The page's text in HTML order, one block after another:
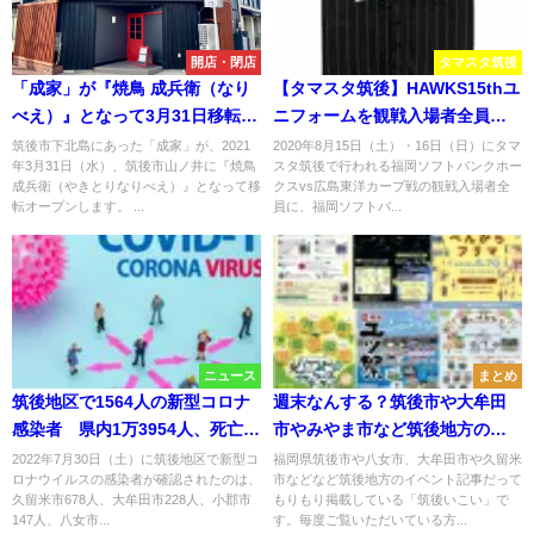
開店・閉店
「成家」が『焼鳥 成兵衛（なり
べえ）』となって3月31日移転オ
ープン【筑後市】
筑後市下北島にあった「成家」が、2021
年3月31日（水）、筑後市山ノ井に『焼鳥
成兵衛（やきとりなりべえ）』となって移
転オープンします。 ...
タマスタ筑後
【タマスタ筑後】HAWKS15thユ
ニフォームを観戦入場者全員も
らえる！！ ソフトバンクホー
クス15周年記念企画
2020年8月15日（土）・16日（日）にタマ
スタ筑後で行われる福岡ソフトバンクホー
クスvs広島東洋カープ戦の観戦入場者全
員に、福岡ソフトバ...
ニュース
筑後地区で1564人の新型コロナ
感染者 県内1万3954人、死亡8
人【7月30日】
2022年7月30日（土）に筑後地区で新型コ
ロナウイルスの感染者が確認されたのは、
久留米市678人、大牟田市228人、小郡市
147人、八女市...
まとめ
週末なんする？筑後市や大牟田
市やみやま市など筑後地方のイ
ベントをまるっと公開（2026年6
月6日、7日）
福岡県筑後市や八女市、大牟田市や久留米
市などなど筑後地方のイベント記事だって
もりもり掲載している「筑後いこい」で
す。毎度ご覧いただいている方...